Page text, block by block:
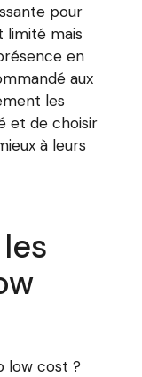
pour
limité mais
en
aux
les
et de choisir
à leurs
low cost ?